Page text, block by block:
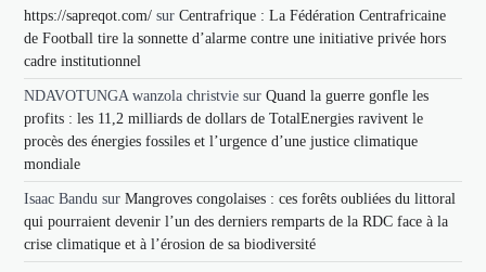
https://sapreqot.com/ surCentrafrique : La Fédération Centrafricaine
de Football tire la sonnette d’alarme contre une initiative privée hors
cadre institutionnel
NDAVOTUNGA wanzola christvie surQuand la guerre gonfle les
profits : les 11,2 milliards de dollars de TotalEnergies ravivent le
procès des énergies fossiles et l’urgence d’une justice climatique
mondiale
Isaac Bandu surMangroves congolaises : ces forêts oubliées du littoral
qui pourraient devenir l’un des derniers remparts de la RDC face à la
crise climatique et à l’érosion de sa biodiversité